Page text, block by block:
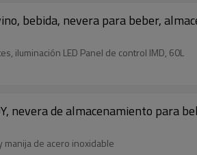
bebida, nevera para beber,
iluminación LED Panel de control IMD, 60L
nevera de almacenamiento para
de acero inoxidable